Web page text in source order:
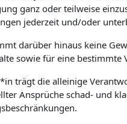
ganz oder teilweise
jederzeit und/oder
darüber hinaus keine
sowie für eine bestimmte
trägt die alleinige
Ansprüche schad- und